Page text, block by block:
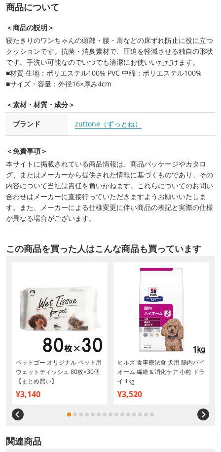
商品について
＜商品の説明＞
寝たきりのワンちゃんの頭部・腰・肩などの床ずれ防止に役に立つ
クッションです。抗菌・消臭素材で、圧迫を軽減させる独自の形状
です。手洗い可能なのでいつでも清潔にお使いいただけます。
■材質 生地：ポリエステル100% PVC 中綿：ポリエステル100%
■サイズ・容量：外径16×厚み4cm
＜素材・材質・成分＞
ブランド zuttone（ずっとね）
＜免責事項＞
本サイトに掲載されている商品情報は、商品パッケージやカタロ
グ、またはメーカーから提供された情報に基づくものであり、その
内容について当社は責任を負いかねます。これらについてのお問い
合わせはメーカーに直接行っていただきますようお願いいたしま
す。また、メーカーによる仕様変更に伴い商品の表記と実際の仕様
が異なる場合がございます。
この商品を買った人はこんな商品も買っています
ペットゴー オリジナル ペット用
ウェットティッシュ 80枚×30個
【まとめ買い】
¥3,140
ヒルズ 食事療法食 犬用 腸内バイ
オーム 繊維＆消化ケア 小粒 ドラ
イ 1kg
¥3,520
関連商品